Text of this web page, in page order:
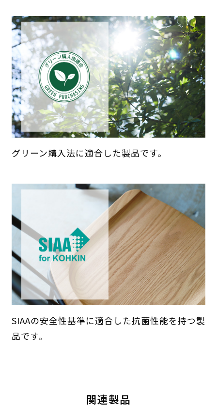
グリーン購入法に適合した製品です。
SIAAの安全性基準に適合した抗菌性能を持つ製
品です。
関連製品